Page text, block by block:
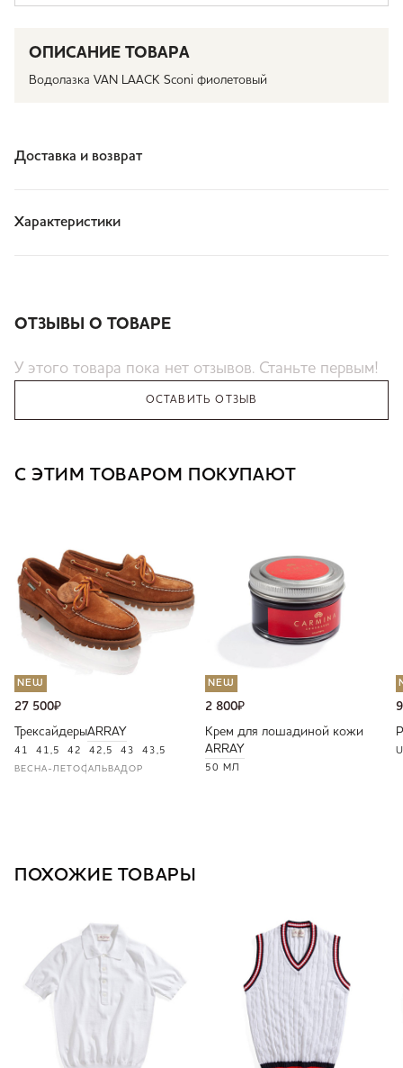
ОПИСАНИЕ ТОВАРА
Водолазка VAN LAACK Sconi фиолетовый
Доставка и возврат
Характеристики
ОТЗЫВЫ О ТОВАРЕ
У этого товара пока нет отзывов. Станьте первым!
ОСТАВИТЬ ОТЗЫВ
С ЭТИМ ТОВАРОМ ПОКУПАЮТ
NEW
27 500₽
ТрексайдерыARRAY
41 41,5 42 42,5 43 43,5
ВЕСНА-ЛЕТОСАЛЬВАДОР
NEW
2 800₽
Крем для лошадиной кожи
ARRAY
50 МЛ
ПОХОЖИЕ ТОВАРЫ